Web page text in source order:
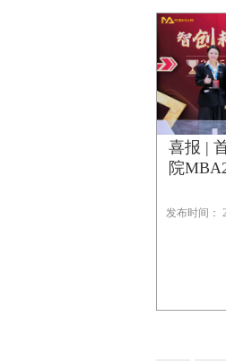
喜报 |
院
发布时间：